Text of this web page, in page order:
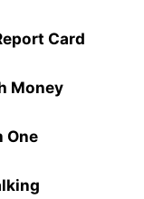
Report Card
Money
One
Talking